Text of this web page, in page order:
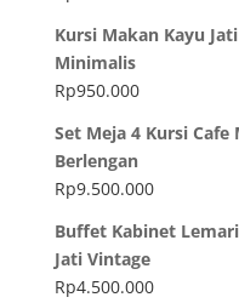
Kursi Makan Kayu
Minimalis
Rp950.000
Set Meja 4 Kursi
Berlengan
Rp9.500.000
Buffet Kabinet
Jati Vintage
Rp4.500.000